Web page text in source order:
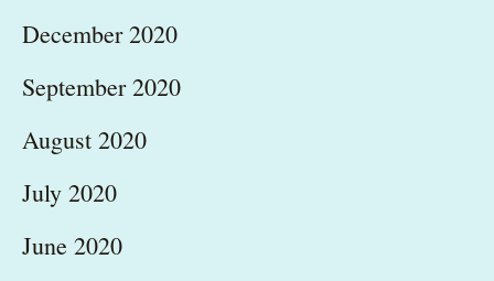
December 2020
September 2020
August 2020
July 2020
June 2020